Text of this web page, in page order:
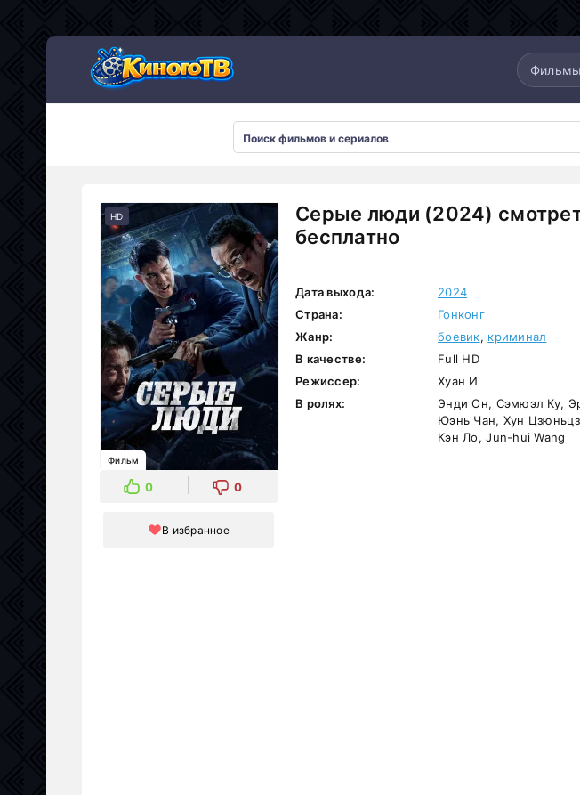
Фильмы
Серые люди (2024)
бесплатно
HD
Фильм
0 0
В избранное
Дата выхода:
2024
Страна:
Гонконг
Жанр:
боевик, криминал
В качестве:
Full HD
Режиссер:
Хуан И
В ролях:
Энди Он, Сэмюэл Ку,
Юэнь Чан, Хун
Кэн Ло, Jun-hui Wang